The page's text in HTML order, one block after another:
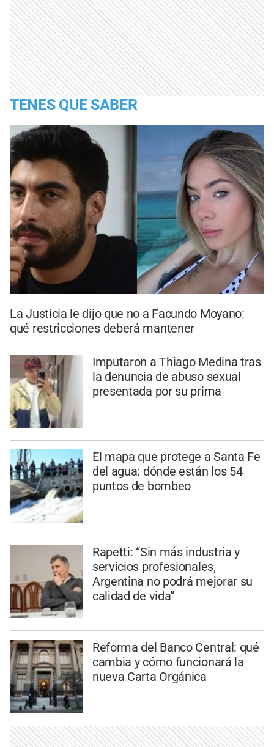
TENES QUE SABER
La Justicia le dijo que no a Facundo Moyano:
qué restricciones deberá mantener
Imputaron a Thiago Medina tras
la denuncia de abuso sexual
presentada por su prima
El mapa que protege a Santa Fe
del agua: dónde están los 54
puntos de bombeo
Rapetti: “Sin más industria y
servicios profesionales,
Argentina no podrá mejorar su
calidad de vida”
Reforma del Banco Central: qué
cambia y cómo funcionará la
nueva Carta Orgánica